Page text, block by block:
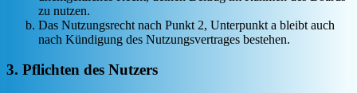
zu nutzen.
Das Nutzungsrecht nach Punkt 2, Unterpunkt a bleibt auch
nach Kündigung des Nutzungsvertrages bestehen.
3. Pflichten des Nutzers